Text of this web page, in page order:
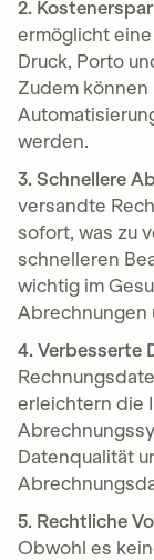
2.
ermöglicht
Druck, Porto
Zudem
werden.
3. Schnellere
versandte
sofort, was zu
schnelleren
wichtig im
Abrechnungen
4. Verbesserte
erleichtern die
Datenqualität
5. Rechtliche
Obwohl es